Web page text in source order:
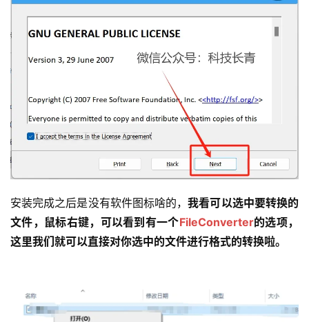
安装完成之后是没有软件图标啥的，我看可以选中要转换的
文件，鼠标右键，可以看到有一个FileConverter的选项，
这里我们就可以直接对你选中的文件进行格式的转换啦。